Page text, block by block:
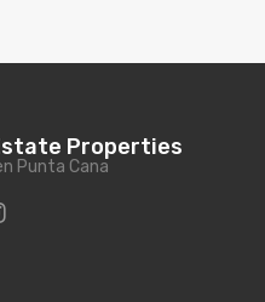
Properties
Punta Cana